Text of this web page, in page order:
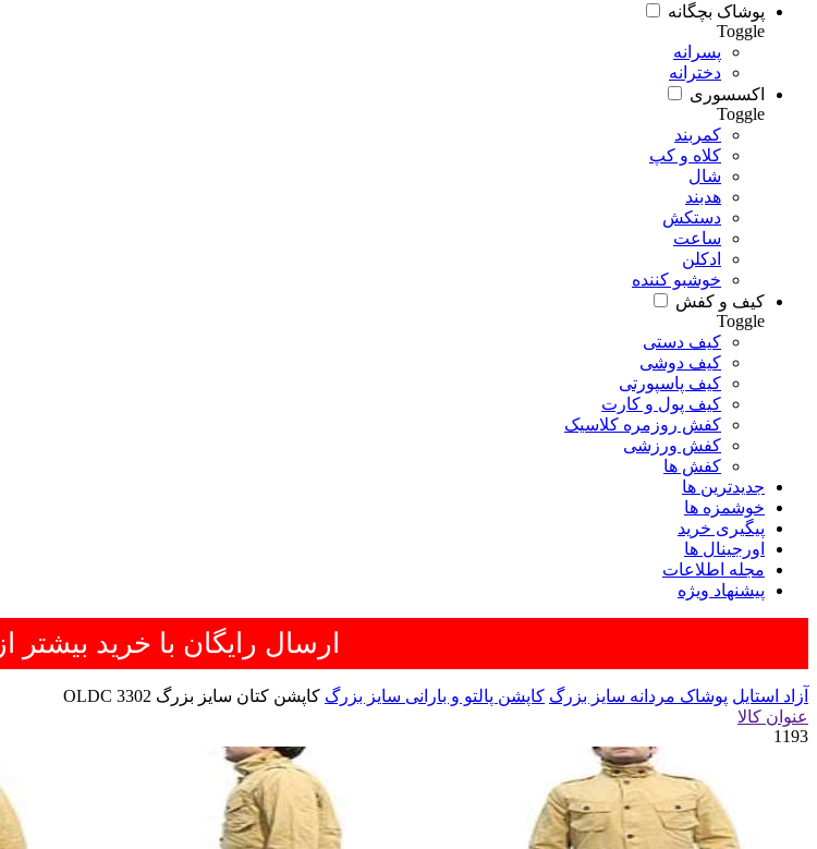
پوشاک بچگانه
Toggle
پسرانه
دخترانه
اکسسوری
Toggle
کمربند
کلاه و کپ
شال
هدبند
دستکش
ساعت
ادکلن
خوشبو کننده
کیف و کفش
Toggle
کیف دستی
کیف دوشی
کیف پاسپورتی
کیف پول و کارت
کفش روزمره کلاسیک
کفش ورزشی
کفش ها
جدیدترین ها
خوشمزه ها
پیگیری خرید
اورجینال ها
مجله اطلاعات
پیشنهاد ویژه
ارسال رایگان با خرید بیشتر از 5 میلیون تومان
آزاد استایل پوشاک مردانه سایز بزرگ کاپشن پالتو و بارانی سایز بزرگ کاپشن کتان سایز بزرگ OLDC 3302
عنوان کالا
1193